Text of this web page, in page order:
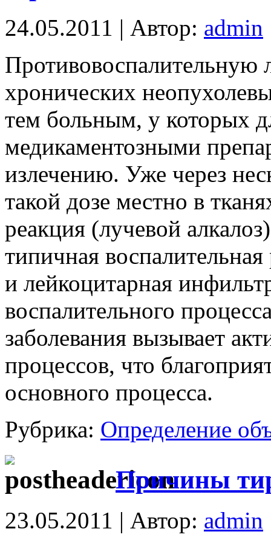
24.05.2011 | Автор: admin
Противовоспалительную
хронических
тем больным, у которых
медикаментозными
излечению. Уже через
такой дозе местно в
реакция (лучевой
типичная
и лейкоцитарная
воспалительного
заболевания вызывает
процессов, что
основного процесса.
Рубрика: Определение
Причины
23.05.2011 | Автор: admin